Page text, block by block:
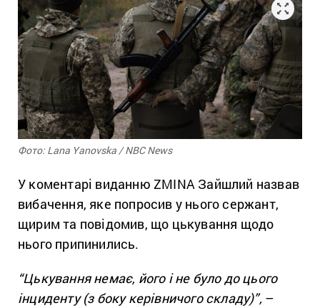
Фото: Lana Yanovska / NBC News
У коментарі виданню ZMINA Зайшлий назвав
вибачення, яке попросив у нього сержант,
щирим та повідомив, що цькування щодо
нього припинились.
“Цькування немає, його і не було до цього
інциденту (з боку керівничого складу)”,–